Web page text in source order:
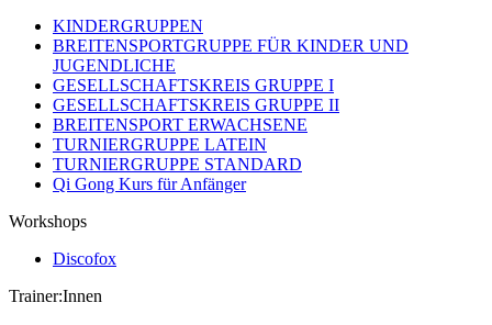
KINDERGRUPPEN
BREITENSPORTGRUPPE FÜR KINDER UND
JUGENDLICHE
GESELLSCHAFTSKREIS GRUPPE I
GESELLSCHAFTSKREIS GRUPPE II
BREITENSPORT ERWACHSENE
TURNIERGRUPPE LATEIN
TURNIERGRUPPE STANDARD
Qi Gong Kurs für Anfänger
Workshops
Discofox
Trainer:Innen